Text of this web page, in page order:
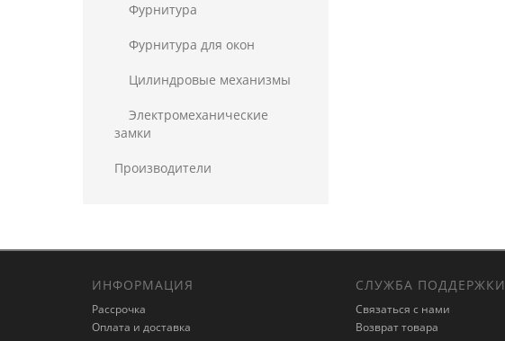
Фурнитура
Фурнитура для окон
Цилиндровые механизмы
Электромеханические
замки
Производители
ИНФОРМАЦИЯ
Рассрочка
Оплата и доставка
СЛУЖБА ПОДДЕРЖКИ
Связаться с нами
Возврат товара